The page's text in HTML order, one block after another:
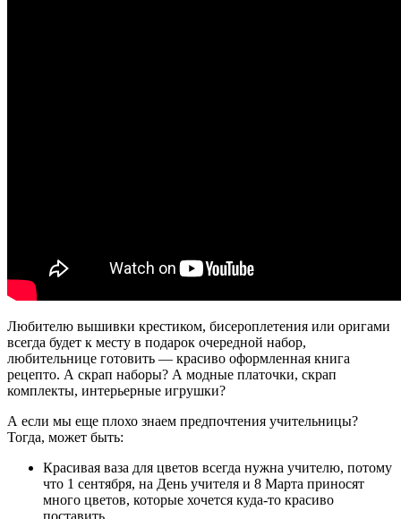
Любителю вышивки крестиком, бисероплетения или оригами
всегда будет к месту в подарок очередной набор,
любительнице готовить — красиво оформленная книга
рецепто. А скрап наборы? А модные платочки, скрап
комплекты, интерьерные игрушки?
А если мы еще плохо знаем предпочтения учительницы?
Тогда, может быть:
Красивая ваза для цветов всегда нужна учителю, потому
что 1 сентября, на День учителя и 8 Марта приносят
много цветов, которые хочется куда-то красиво
поставить.